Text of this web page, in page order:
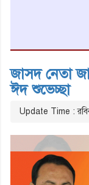
জাসদ নেতা
ঈদ শুভেচ্ছা
Update Time :